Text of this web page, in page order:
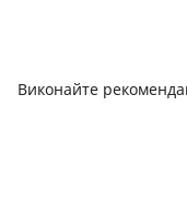
Виконайте